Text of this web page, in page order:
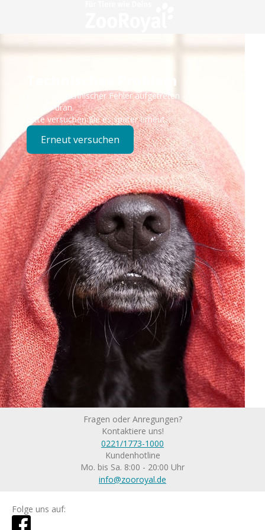
Technisches Problem
Es ist ein technischer Fehler aufgetreten – wir sind
bereits dran.
Bitte versuchen Sie es später erneut.
Erneut versuchen
Fragen oder Anregungen?
Kontaktiere uns!
0221/1773-1000
Kundenhotline
Mo. bis Sa. 8:00 - 20:00 Uhr
info@zooroyal.de
Folge uns auf: